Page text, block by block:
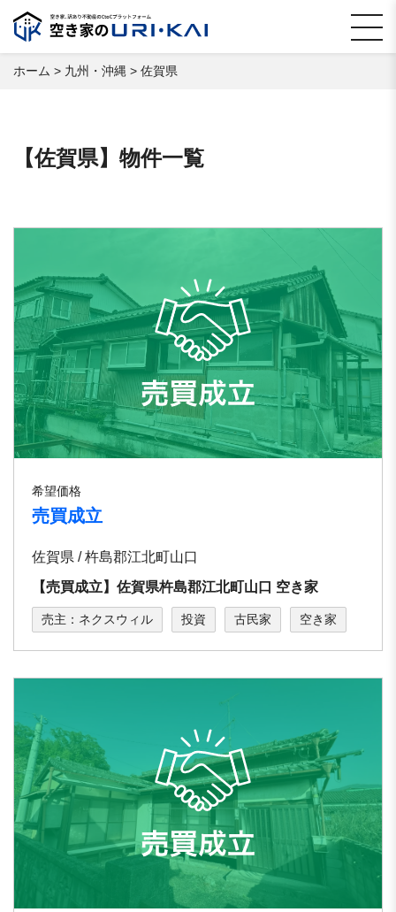
ホーム > 九州・沖縄 > 佐賀県
【佐賀県】物件一覧
希望価格
売買成立
佐賀県 / 杵島郡江北町山口
【売買成立】佐賀県杵島郡江北町山口 空き家
売主：ネクスウィル 投資 古民家 空き家